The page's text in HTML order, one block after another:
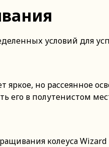
условий для
яркое, но рассеянное
его в полутенистом
колеуса